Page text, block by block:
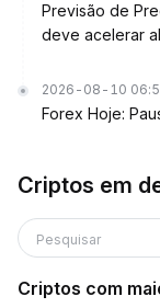
Previsão de
deve acelerar
2026-08-10
Forex Hoje:
Criptos em
Pesquisar
Criptos com